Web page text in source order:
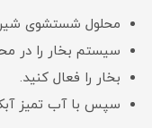
محلول شستشوی شیر
سیستم بخار را در
بخار را فعال کنید.
سپس با آب تمیز